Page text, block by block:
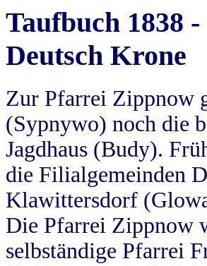
Taufbuch 1838
Deutsch Krone
Zur Pfarrei Zippnow
(Sypnywo) noch die
Jagdhaus (Budy).
die Filialgemeinden
Klawittersdorf
Die Pfarrei Zippnow
selbständige Pfarrei